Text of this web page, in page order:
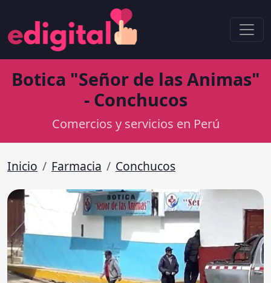
Botica "Señor de las Animas"
- Conchucos
Comercios y servicios en Perú
Inicio Farmacia Conchucos